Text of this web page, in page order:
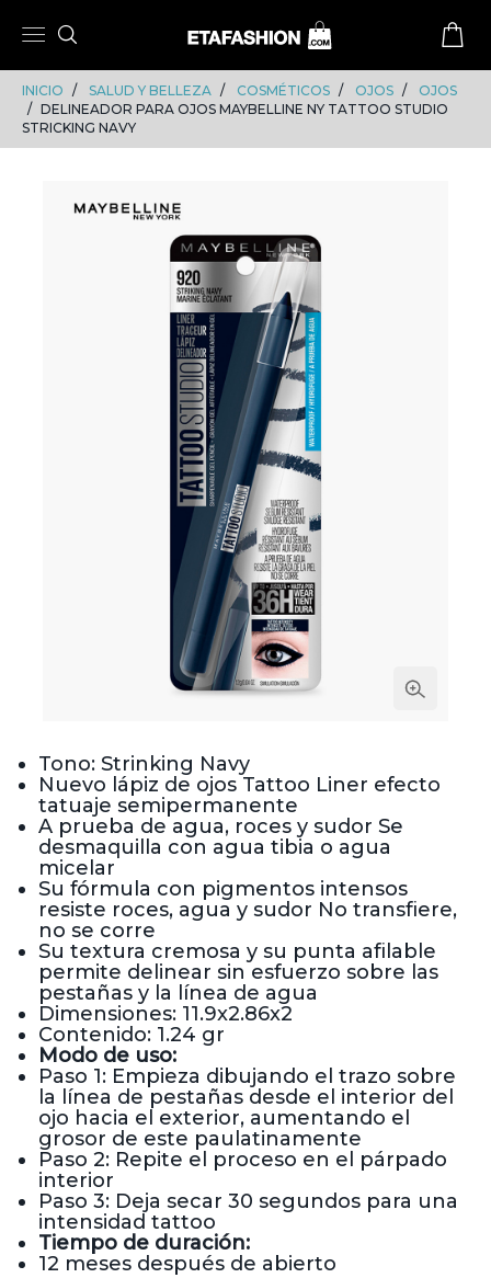
INICIO SALUD Y BELLEZA COSMÉTICOS OJOS
OJOS
DELINEADOR PARA OJOS MAYBELLINE NY TATTOO STUDIO
STRICKING NAVY
Tono: Strinking Navy
Nuevo lápiz de ojos Tattoo Liner efecto
tatuaje semipermanente
A prueba de agua, roces y sudor Se
desmaquilla con agua tibia o agua
micelar
Su fórmula con pigmentos intensos
resiste roces, agua y sudor No transfiere,
no se corre
Su textura cremosa y su punta afilable
permite delinear sin esfuerzo sobre las
pestañas y la línea de agua
Dimensiones: 11.9x2.86x2
Contenido: 1.24 gr
Modo de uso:
Paso 1: Empieza dibujando el trazo sobre
la línea de pestañas desde el interior del
ojo hacia el exterior, aumentando el
grosor de este paulatinamente
Paso 2: Repite el proceso en el párpado
interior
Paso 3: Deja secar 30 segundos para una
intensidad tattoo
Tiempo de duración:
12 meses después de abierto